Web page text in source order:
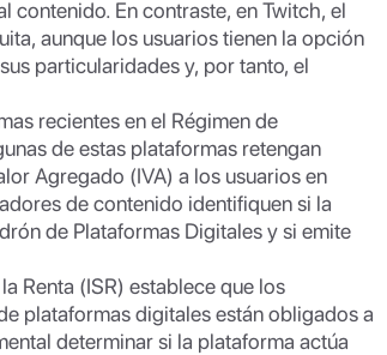
contenido. En contraste, en Twitch, el
aunque los usuarios tienen la opción
particularidades y, por tanto, el
recientes en el Régimen de
de estas plataformas retengan
Agregado (IVA) a los usuarios en
de contenido identifiquen si la
de Plataformas Digitales y si emite
Renta (ISR) establece que los
plataformas digitales están obligados a
determinar si la plataforma actúa